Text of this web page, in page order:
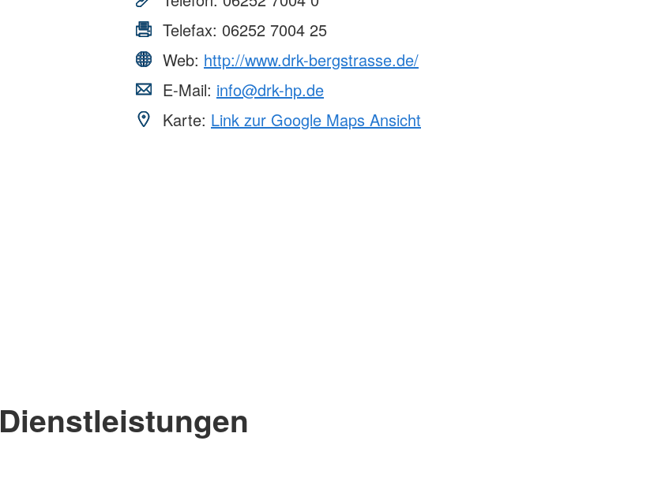
Telefax: 06252 7004 25
Web: http://www.drk-bergstrasse.de/
E-Mail: info@drk-hp.de
Karte: Link zur Google Maps Ansicht
Dienstleistungen